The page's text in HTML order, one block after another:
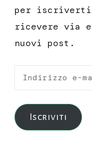
per iscriverti
ricevere via
nuovi post.
Indirizzo
mail
Iscriviti